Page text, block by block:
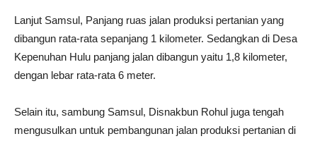
Lanjut Samsul, Panjang ruas jalan produksi pertanian yang
dibangun rata-rata sepanjang 1 kilometer. Sedangkan di Desa
Kepenuhan Hulu panjang jalan dibangun yaitu 1,8 kilometer,
dengan lebar rata-rata 6 meter.
Selain itu, sambung Samsul, Disnakbun Rohul juga tengah
mengusulkan‎ untuk pembangunan jalan produksi pertanian di